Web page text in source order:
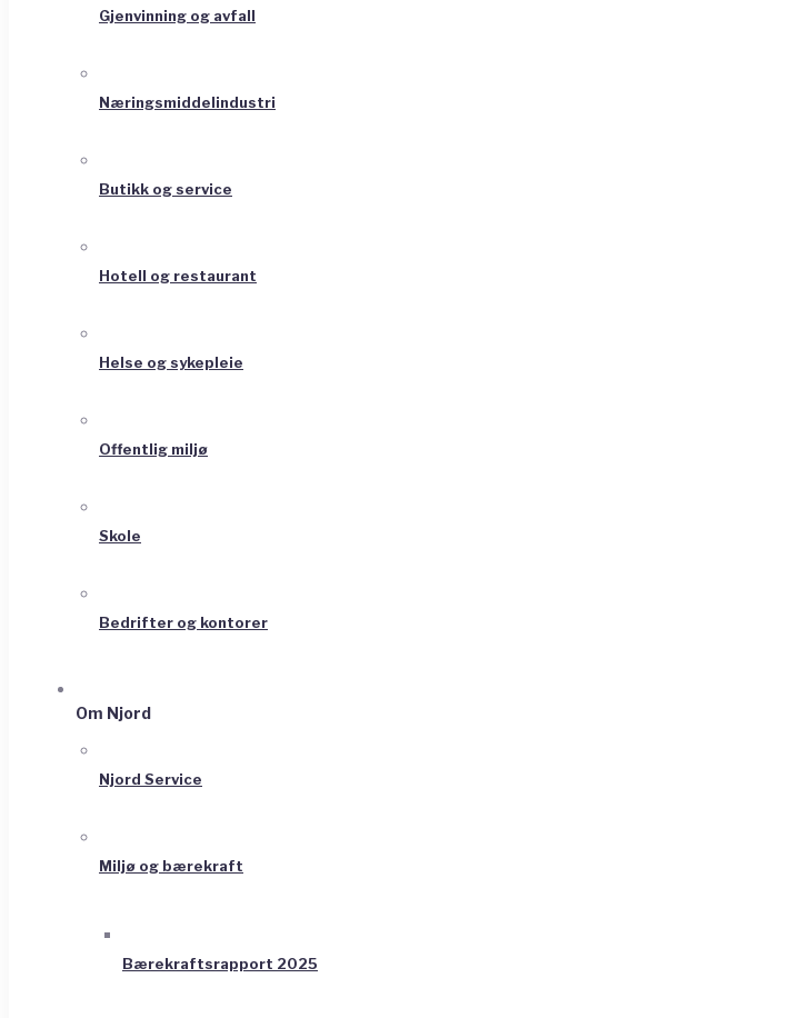
Gjenvinning og avfall
Næringsmiddelindustri
Butikk og service
Hotell og restaurant
Helse og sykepleie
Offentlig miljø
Skole
Bedrifter og kontorer
Om Njord
Njord Service
Miljø og bærekraft
Bærekraftsrapport 2025